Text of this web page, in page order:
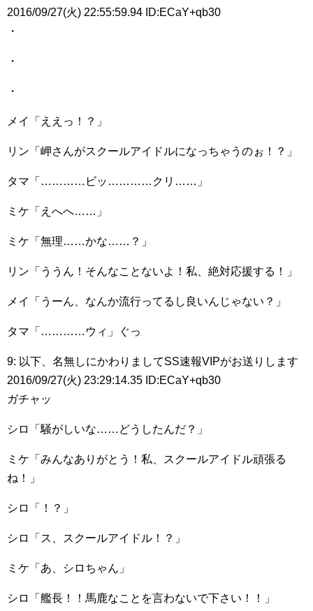
2016/09/27(火) 22:55:59.94 ID:ECaY+qb30
・
・
・
メイ「ええっ！？」
リン「岬さんがスクールアイドルになっちゃうのぉ！？」
タマ「…………ビッ…………クリ……」
ミケ「えへへ……」
ミケ「無理……かな……？」
リン「ううん！そんなことないよ！私、絶対応援する！」
メイ「うーん、なんか流行ってるし良いんじゃない？」
タマ「…………ウィ」ぐっ
9: 以下、名無しにかわりましてSS速報VIPがお送りします
2016/09/27(火) 23:29:14.35 ID:ECaY+qb30
ガチャッ
シロ「騒がしいな……どうしたんだ？」
ミケ「みんなありがとう！私、スクールアイドル頑張る
ね！」
シロ「！？」
シロ「ス、スクールアイドル！？」
ミケ「あ、シロちゃん」
シロ「艦長！！馬鹿なことを言わないで下さい！！」